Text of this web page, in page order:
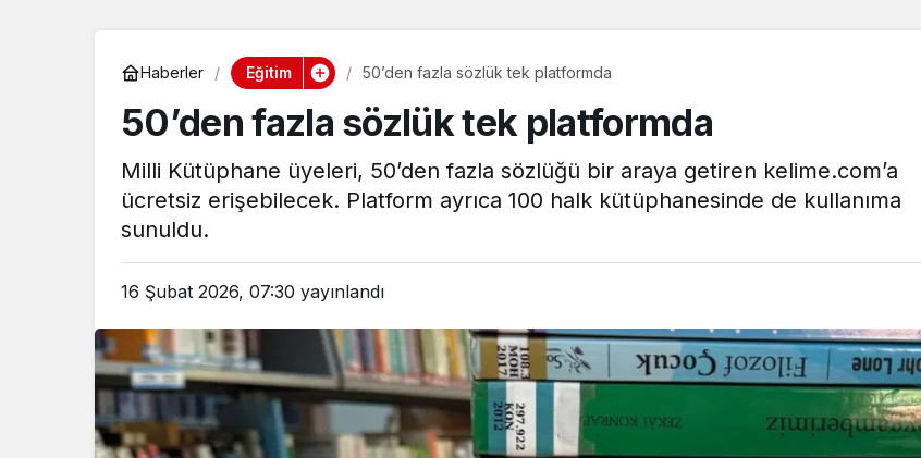
Haberler Eğitim 50’den fazla sözlük tek platformda
50’den fazla sözlük tek platformda
Milli Kütüphane üyeleri, 50’den fazla sözlüğü bir araya getiren kelime.com’a
ücretsiz erişebilecek. Platform ayrıca 100 halk kütüphanesinde de kullanıma
sunuldu.
16 Şubat 2026, 07:30 yayınlandı